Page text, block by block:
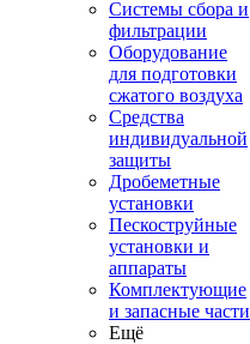
Системы сбора и
фильтрации
Оборудование
для подготовки
сжатого воздуха
Средства
индивидуальной
защиты
Дробеметные
установки
Пескоструйные
установки и
аппараты
Комплектующие
и запасные части
Ещё